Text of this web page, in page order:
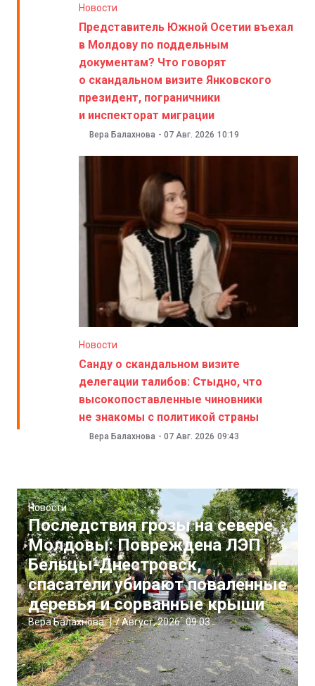
Новости
Представитель Южной Осетии въехал
в Молдову по поддельным
документам? Что говорят
о скандальном визите Янковского
президент, пограничники
и инспекторат миграции
Вера Балахнова - 07 Авг. 2026 10:19
Новости
Санду о скандальном визите
делегации талибов: Стыдно, что
высокопоставленные чиновники
не знакомы с политикой страны
Вера Балахнова - 07 Авг. 2026 09:43
Новости
Последствия грозы на севере
Молдовы: Повреждена ЛЭП
Бельцы-Днестровск,
спасатели убирают поваленные
деревья и сорванные крыши
Вера Балахнова |7 Август, 2026 09:03